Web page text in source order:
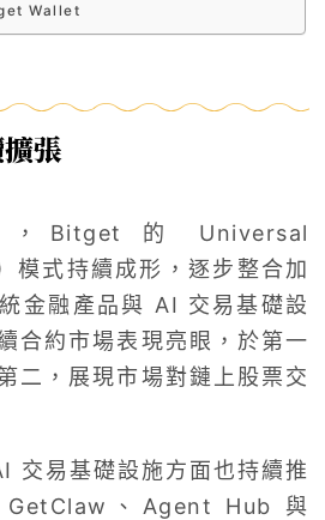
Wallet
張
Bitget 的 Universal
模式持續成形，逐步整合加
金融產品與 AI 交易基礎設
合約市場表現亮眼，於第一
二，展現市場對鏈上股票交
交易基礎設施方面也持續推
、Agent Hub 與